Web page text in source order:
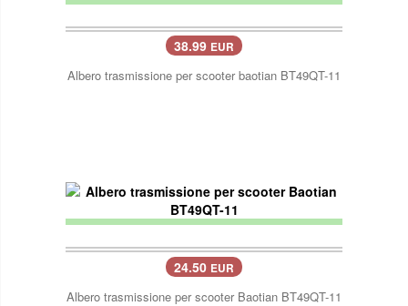
38.99 EUR
Albero trasmissione per scooter baotian BT49QT-11
24.50 EUR
Albero trasmissione per scooter Baotian BT49QT-11